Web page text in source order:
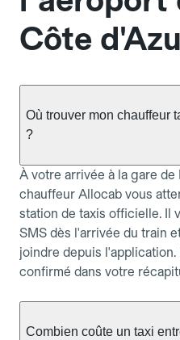
Côte
Où trouver mon chauffeur
?
À votre arrivée à la gare
chauffeur Allocab vous
station de taxis officielle. Il
SMS dès l'arrivée du train
joindre depuis
confirmé dans votre
Combien coûte un taxi